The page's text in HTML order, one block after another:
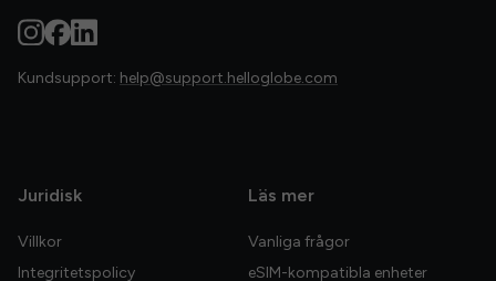
Kundsupport: help@support.helloglobe.com
Juridisk
Villkor
Integritetspolicy
Läs mer
Vanliga frågor
eSIM-kompatibla enheter